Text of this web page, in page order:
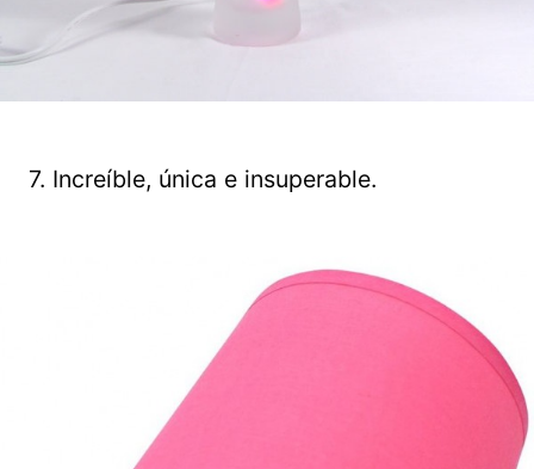
7. Increíble, única e insuperable.